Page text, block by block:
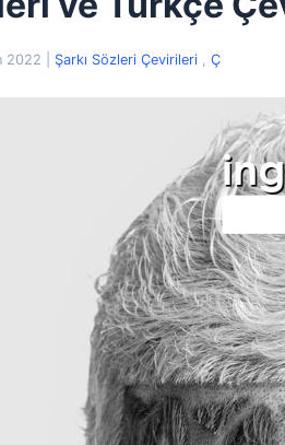
2022 Şarkı Sözleri Çevirileri , Ç